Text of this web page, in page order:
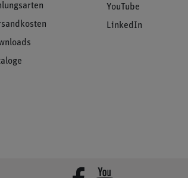
YouTube
LinkedIn